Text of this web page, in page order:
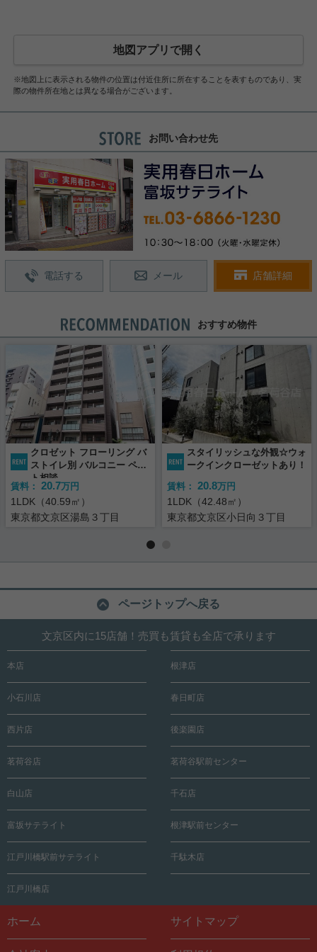
地図アプリで開く
※地図上に表示される物件の位置は付近住所に所在することを表すものであり、実
際の物件所在地とは異なる場合がございます。
お問い合わせ先
電話する メール 店舗詳細
おすすめ物件
クロゼット フローリング バ
ストイレ別 バルコニー ペッ
ト相談
賃料： 20.7万円
1LDK（40.59㎡）
東京都文京区湯島３丁目
スタイリッシュな外観☆ウォ
ークインクローゼットあり！
賃料： 20.8万円
1LDK（42.48㎡）
東京都文京区小日向３丁目
ページトップへ戻る
文京区内に15店舗！売買も賃貸も全店で承ります
本店 根津店
小石川店 春日町店
西片店 後楽園店
茗荷谷店 茗荷谷駅前センター
白山店 千石店
富坂サテライト 根津駅前センター
江戸川橋駅前サテライト 千駄木店
江戸川橋店
ホーム サイトマップ